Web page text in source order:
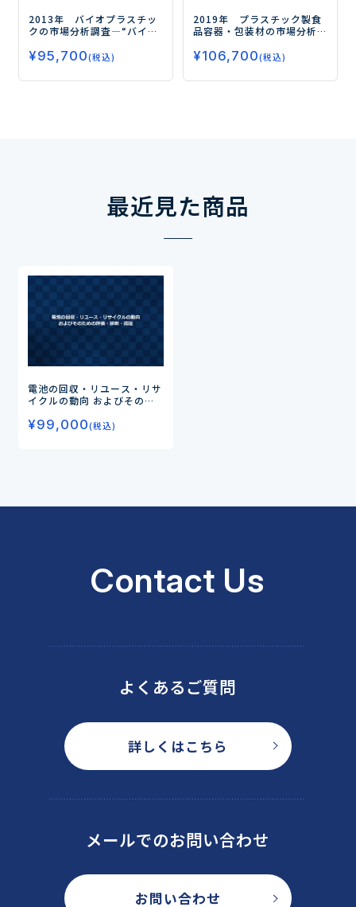
2013年 バイオプラスチッ
クの市場分析調査―“バイオ
キーワードに拡大する用途
需要に向けて―
¥95,700(税込)
2019年 プラスチック製食
品容器・包装材の市場分析
中食市場が拡大！「高機能
化」と「環境配慮型」製品
の需要が増加―
¥106,700(税込)
最近見た商品
電池の回収・リユース・リサ
イクルの動向 およびそのた
¥99,000(税込)
Contact Us
よくあるご質問
詳しくはこちら
メールでのお問い合わせ
お問い合わせ